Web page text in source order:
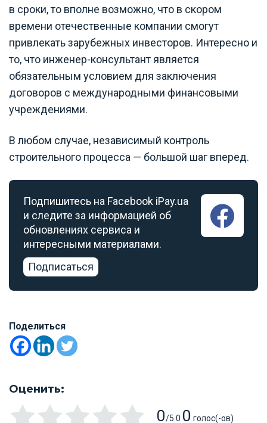
в сроки, то вполне возможно, что в скором
времени отечественные компании смогут
привлекать зарубежных инвесторов. Интересно и
то, что инженер-консультант является
обязательным условием для заключения
договоров с международными финансовыми
учреждениями.
В любом случае, независимый контроль
строительного процесса — большой шаг вперед.
Подпишитесь на Facebook iPay.ua
и следите за информацией об
обновлениях сервиса и
интересными материалами.
Подписаться
Поделиться
Оценить:
0/5.0 0 голос(-ов)